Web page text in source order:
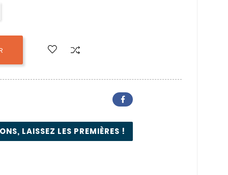
LAISSEZ LES PREMIÈRES !